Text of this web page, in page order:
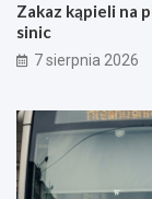
Zakaz kąpieli na
sinic
7 sierpnia 2026